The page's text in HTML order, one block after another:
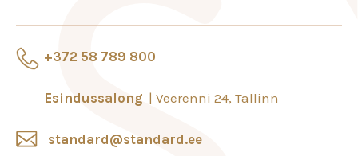
+372 58 789 800
Esindussalong Veerenni 24, Tallinn
standard@standard.ee